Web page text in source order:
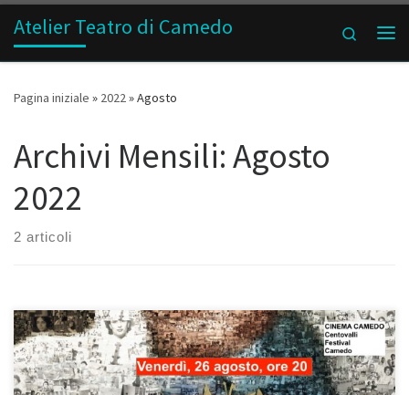
Passa al contenuto
Atelier Teatro di Camedo
Search
Pagina iniziale » 2022»Agosto
Archivi Mensili:Agosto
2022
2 articoli